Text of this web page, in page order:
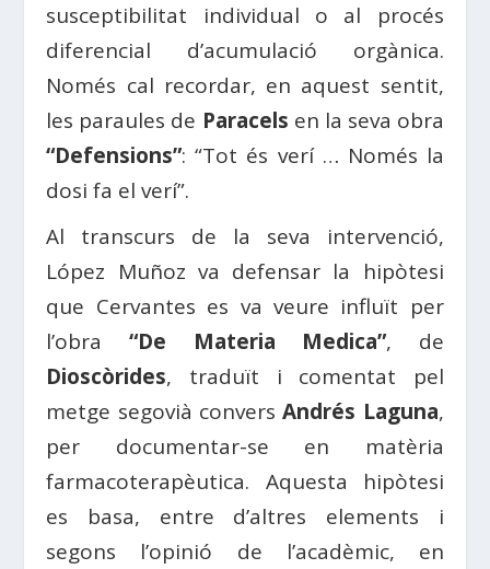
susceptibilitat individual o al procés
diferencial d’acumulació orgànica.
Només cal recordar, en aquest sentit,
les paraules de Paracels en la seva obra
“Defensions”: “Tot és verí … Només la
dosi fa el verí”.
Al transcurs de la seva intervenció,
López Muñoz va defensar la hipòtesi
que Cervantes es va veure influït per
l’obra “De Materia Medica”, de
Dioscòrides, traduït i comentat pel
metge segovià conversAndrés Laguna,
per documentar-se en matèria
farmacoterapèutica. Aquesta hipòtesi
es basa, entre d’altres elements i
segons l’opinió de l’acadèmic, en